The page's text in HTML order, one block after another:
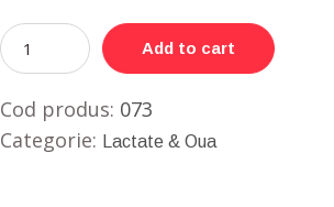
Add to cart
Cod produs: 073
Categorie:
Lactate & Oua